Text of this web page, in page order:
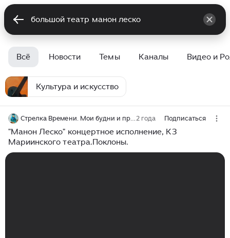
Всё Новости Темы Каналы Видео и
Культура и искусство
Стрелка Времени. Мои будни и праздники.2 года Подписаться
"Манон Леско" концертное исполнение, КЗ
Мариинского театра.Поклоны.